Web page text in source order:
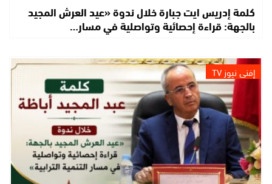
كلمة إدريس ايت جبارة خلال ندوة «عيد العرش المجيد
بالجهة: قراءة إحصائية وتواصلية في مسار…
إفني نيوز TV